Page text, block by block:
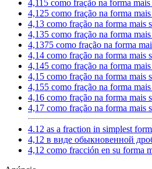
4,115 como fração na forma
4,125 como fração na forma
4,13 como fração na forma mais
4,135 como fração na forma
4,1375 como fração na forma
4,14 como fração na forma mais
4,145 como fração na forma
4,15 como fração na forma mais
4,155 como fração na forma
4,16 como fração na forma mais
4,17 como fração na forma mais
4.12 as a fraction in simplest form
4,12 в виде обыкновенной
4,12 como fracción en su forma